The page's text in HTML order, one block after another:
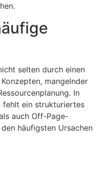
selten durch einen
mangelnder
In
fehlt ein strukturiertes
auch Off-Page-
häufigsten Ursachen